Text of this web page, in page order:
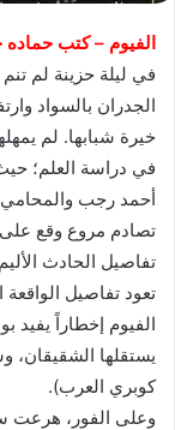
​الفيوم – كتب حماده
​في ليلة حزينة لم
الجدران بالسواد
خيرة شبابها. لم
في دراسة العلم؛
أحمد رجب
تصادم مروع وقع
​تفاصيل الحادث الأليم
​تعود تفاصيل الواقعة
الفيوم إخطاراً يفيد
يستقلها الشقيقان،
كوبري العرب).
​وعلى الفور، هرعت